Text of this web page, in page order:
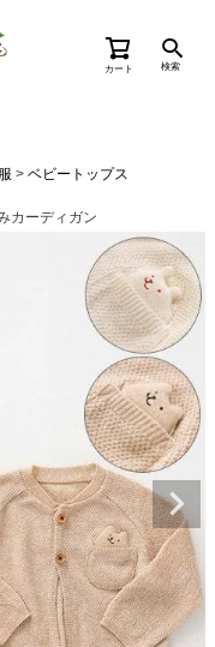
カート 検索
ベビートップス
カーディガン